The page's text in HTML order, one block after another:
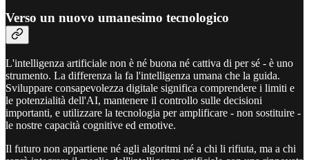
Verso un nuovo umanesimo tecnologico
L'intelligenza artificiale non è né buona né cattiva di per sé - è uno
strumento. La differenza la fa l'intelligenza umana che la guida.
Sviluppare consapevolezza digitale significa comprendere i limiti e
le potenzialità dell'AI, mantenere il controllo sulle decisioni
importanti, e utilizzare la tecnologia per amplificare - non sostituire -
le nostre capacità cognitive ed emotive.
Il futuro non appartiene né agli algoritmi né a chi li rifiuta, ma a chi